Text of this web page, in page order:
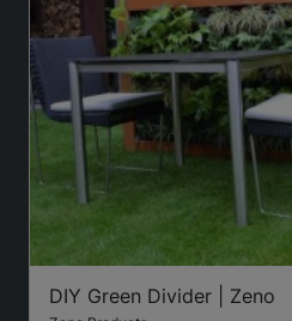
DIY Green Divider | Zeno